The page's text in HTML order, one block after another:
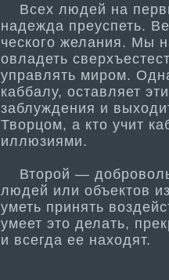
Всех людей на
надежда преуспеть.
ческого желания. Мы
овладеть
управлять миром.
каббалу, оставляет
заблуждения и
Творцом, а кто учит
иллюзиями.
Второй —
людей или объектов
уметь принять
умеет это делать,
и всегда ее находят.